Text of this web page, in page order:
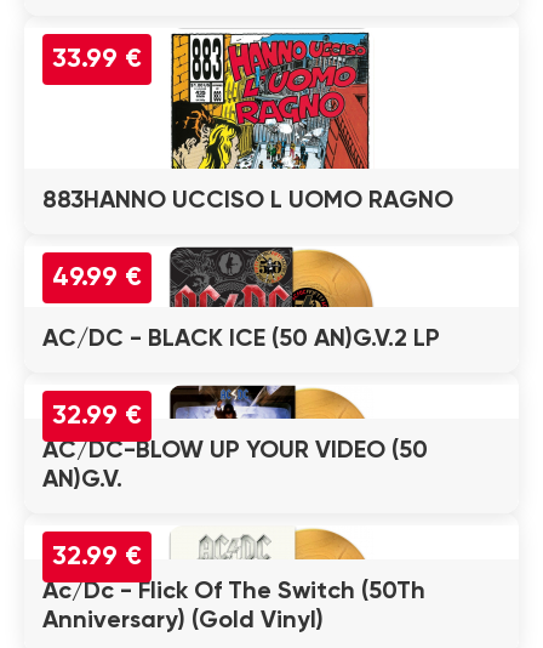
33.99 €
883HANNO UCCISO L UOMO RAGNO
49.99 €
AC/DC - BLACK ICE (50 AN)G.V.2 LP
32.99 €
AC/DC-BLOW UP YOUR VIDEO (50
AN)G.V.
32.99 €
Ac/Dc - Flick Of The Switch (50Th
Anniversary) (Gold Vinyl)